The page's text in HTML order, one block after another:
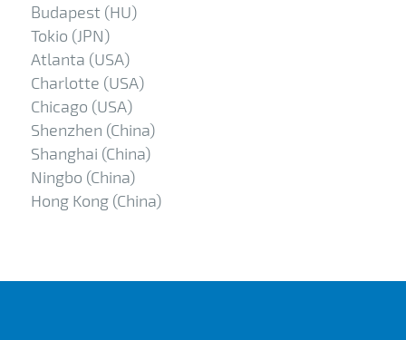
Budapest (HU)
Tokio (JPN)
Atlanta (USA)
Charlotte (USA)
Chicago (USA)
Shenzhen (China)
Shanghai (China)
Ningbo (China)
Hong Kong (China)